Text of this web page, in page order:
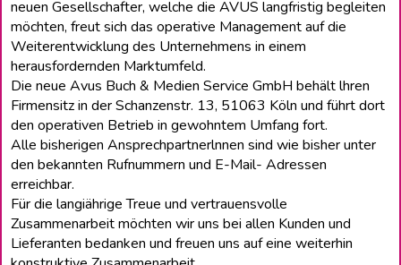
neuen Gesellschafter, welche die AVUS langfristig begleiten
möchten, freut sich das operative Management auf die
Weiterentwicklung des Unternehmens in einem
herausfordernden Marktumfeld.
Die neue Avus Buch & Medien Service GmbH behält lhren
Firmensitz in der Schanzenstr. 13, 51063 Köln und führt dort
den operativen Betrieb in gewohntem Umfang fort.
Alle bisherigen Ansprechpartnerlnnen sind wie bisher unter
den bekannten Rufnummern und E-Mail- Adressen
erreichbar.
Für die langiährige Treue und vertrauensvolle
Zusammenarbeit möchten wir uns bei allen Kunden und
Lieferanten bedanken und freuen uns auf eine weiterhin